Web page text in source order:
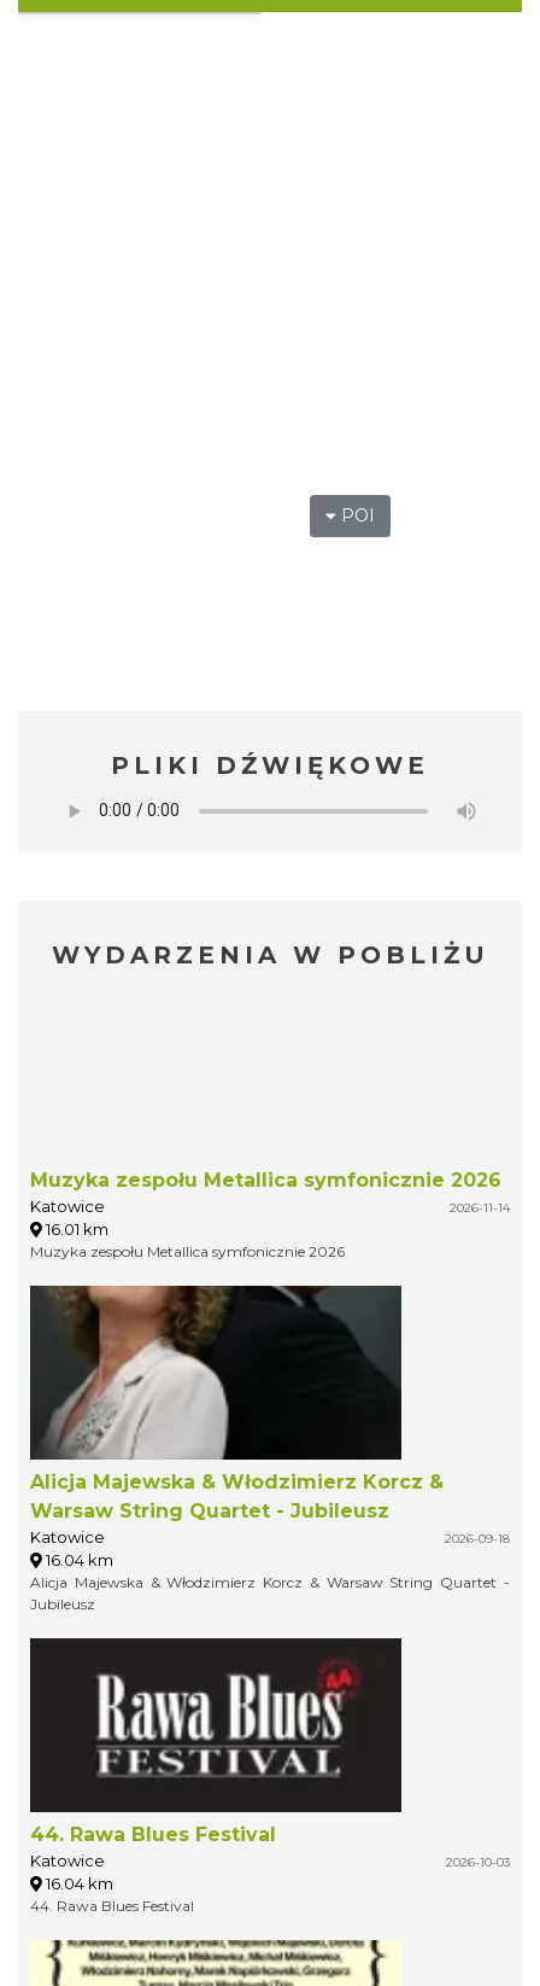
POI
PLIKI DŹWIĘKOWE
WYDARZENIA W POBLIŻU
Muzyka zespołu Metallica symfonicznie 2026
Katowice 2026-11-14
16.01 km
Muzyka zespołu Metallica symfonicznie 2026
Alicja Majewska & Włodzimierz Korcz &
Warsaw String Quartet - Jubileusz
Katowice 2026-09-18
16.04 km
Alicja Majewska & Włodzimierz Korcz & Warsaw String Quartet -
Jubileusz
44. Rawa Blues Festival
Katowice 2026-10-03
16.04 km
44. Rawa Blues Festival